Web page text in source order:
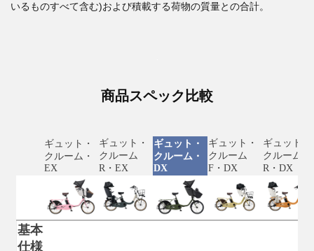
いるものすべて含む)および積載する荷物の質量との合計。